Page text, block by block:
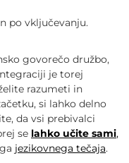
po vključevanju.
govorečo družbo,
je torej
razumeti in
si lahko delno
da vsi prebivalci
se lahko učite sami,
jezikovnega tečaja.